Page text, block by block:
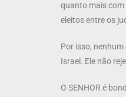
quanto mais com
eleitos entre os
Por isso,
Israel. Ele não
O SENHOR é